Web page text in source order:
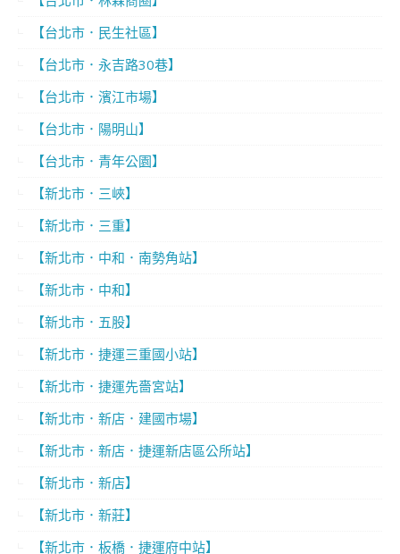
【台北市．民生社區】
【台北市．永吉路30巷】
【台北市．濱江市場】
【台北市．陽明山】
【台北市．青年公園】
【新北市．三峽】
【新北市．三重】
【新北市．中和．南勢角站】
【新北市．中和】
【新北市．五股】
【新北市．捷運三重國小站】
【新北市．捷運先嗇宮站】
【新北市．新店．建國市場】
【新北市．新店．捷運新店區公所站】
【新北市．新店】
【新北市．新莊】
【新北市．板橋．捷運府中站】